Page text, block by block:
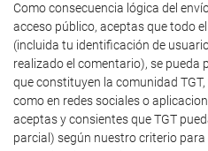
Como consecuencia lógica del
acceso público, aceptas que todo
(incluida tu identificación de
realizado el comentario), se pueda
que constituyen la comunidad
como en redes sociales o
aceptas y consientes que TGT
parcial) según nuestro criterio